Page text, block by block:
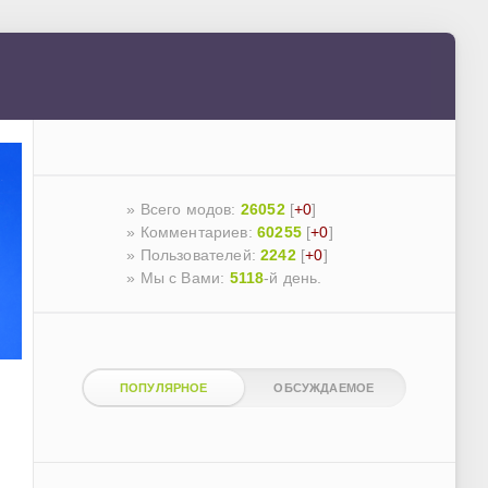
» Всего модов: 26052[+0]
» Комментариев: 60255[+0]
» Пользователей:2242[+0]
» Мы с Вами: 5118-й день.
ПОПУЛЯРНОЕ ОБСУЖДАЕМОЕ